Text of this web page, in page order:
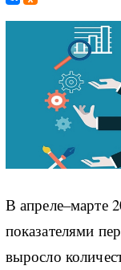
В апреле–марте
показателями
выросло